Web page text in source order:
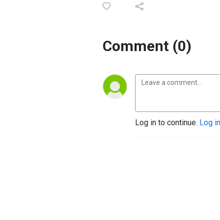
Comment (0)
Log in to continue. Log in